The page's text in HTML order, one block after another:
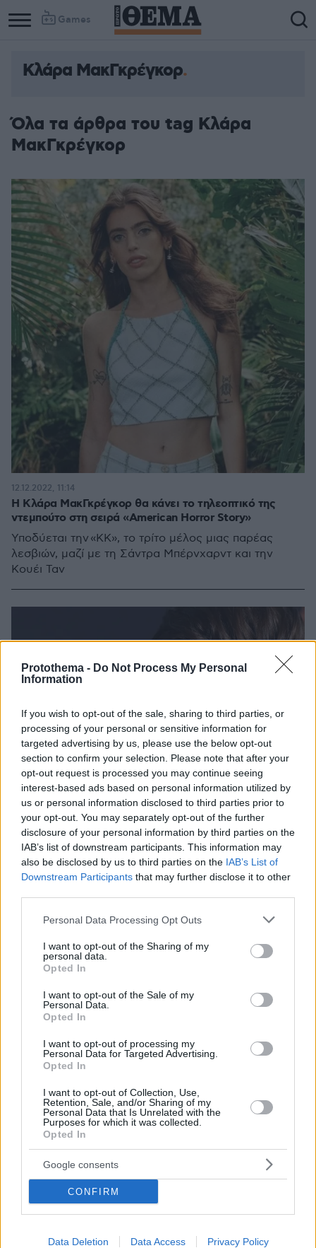
Protothema - Do Not Process My Personal
Information
If you wish to opt-out of the sale, sharing to third parties, or
processing of your personal or sensitive information for
targeted advertising by us, please use the below opt-out
section to confirm your selection. Please note that after your
opt-out request is processed you may continue seeing
interest-based ads based on personal information utilized by
us or personal information disclosed to third parties prior to
your opt-out. You may separately opt-out of the further
disclosure of your personal information by third parties on the
IAB’s list of downstream participants. This information may
also be disclosed by us to third parties on the IAB’s List of
Downstream Participants that may further disclose it to other
Please note that this website/app uses one or more Google
not limited to your visit or usage behaviour. You may click to
grant or deny consent to Google and its third-party tags to
use your data for below specified purposes in below Google
consent section.
Personal Data Processing Opt Outs
I want to opt-out of the Sharing of my
personal data.
Opted In
I want to opt-out of the Sale of my
Personal Data.
Opted In
I want to opt-out of processing my
Personal Data for Targeted Advertising.
Opted In
I want to opt-out of Collection, Use,
Retention, Sale, and/or Sharing of my
Personal Data that Is Unrelated with the
Purposes for which it was collected.
Opted In
Google consents
CONFIRM
Data Deletion Data Access Privacy Policy
Games
Κλάρα ΜακΓκρέγκορ
Όλα τα άρθρα του tag Κλάρα
ΜακΓκρέγκορ
Η Κλάρα ΜακΓκρέγκορ θα κάνει το τηλεοπτικό της
ντεμπούτο στη σειρά «American Horror Story»
Υποδύεται την «KK», το τρίτο μέλος μιας παρέας
λεσβιών, μαζί με τη Σάντρα Μπέρνχαρντ και την
Κουέι Ταν
12.12.2022, 11:14
στα 50 του χρόνια - Δείτε φωτογραφίες
Η σύντροφός του, Μαίρη Ελίζαμπεθ Γουίνστεντ,
28.06.2021, 12:17 1